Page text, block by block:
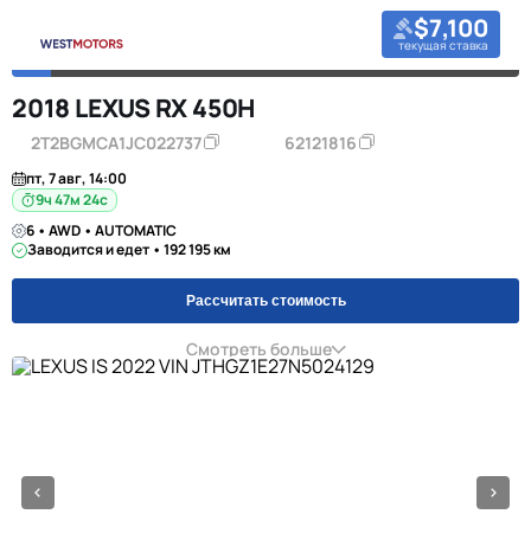
$7,100
текущая ставка
2018 LEXUS RX 450H
2T2BGMCA1JC022737 62121816
пт, 7 авг, 14:00
9ч 47м 23с
6 • AWD • AUTOMATIC
Заводится и едет • 192 195 км
Рассчитать стоимость
Смотреть больше